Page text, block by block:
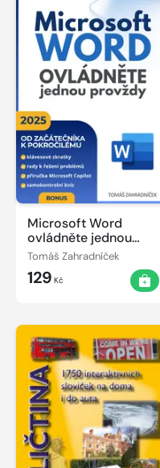
Microsoft Word
ovládněte jednou
provždy
Tomáš Zahradníček
129 Kč